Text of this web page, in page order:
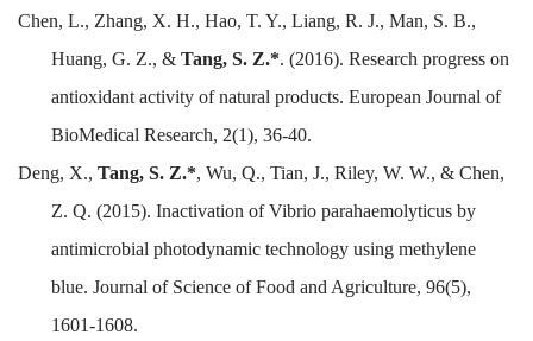
Chen, L., Zhang, X. H., Hao, T. Y., Liang, R. J., Man, S. B.,
Huang, G. Z., & Tang, S. Z.*. (2016). Research progress on
antioxidant activity of natural products. European Journal of
BioMedical Research, 2(1), 36-40.
Deng, X., Tang, S. Z.*, Wu, Q., Tian, J., Riley, W. W., & Chen,
Z. Q. (2015). Inactivation of Vibrio parahaemolyticus by
antimicrobial photodynamic technology using methylene
blue. Journal of Science of Food and Agriculture, 96(5),
1601-1608.